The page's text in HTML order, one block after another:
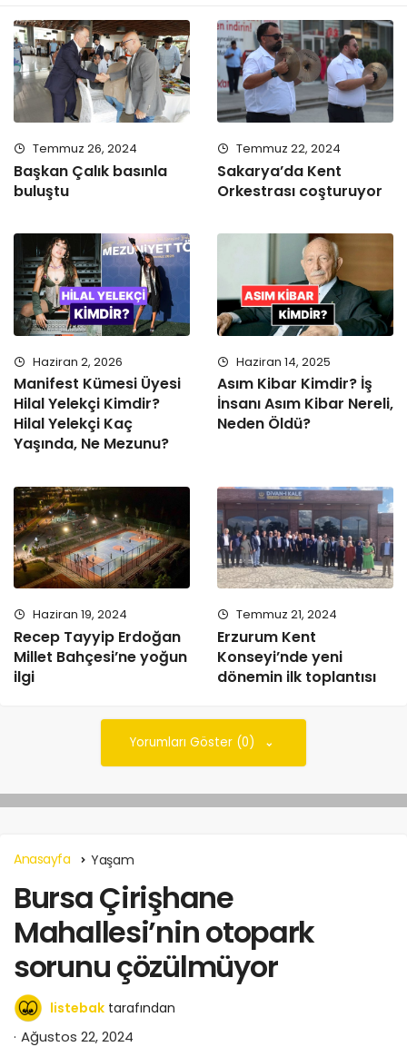
Temmuz 26, 2024
Başkan Çalık basınla
buluştu
Temmuz 22, 2024
Sakarya’da Kent
Orkestrası coşturuyor
Haziran 2, 2026
Manifest Kümesi Üyesi
Hilal Yelekçi Kimdir?
Hilal Yelekçi Kaç
Yaşında, Ne Mezunu?
Haziran 14, 2025
Asım Kibar Kimdir? İş
İnsanı Asım Kibar Nereli,
Neden Öldü?
Haziran 19, 2024
Recep Tayyip Erdoğan
Millet Bahçesi’ne yoğun
ilgi
Temmuz 21, 2024
Erzurum Kent
Konseyi’nde yeni
dönemin ilk toplantısı
Yorumları Göster (0)
Anasayfa Yaşam
Bursa Çirişhane
Mahallesi’nin otopark
sorunu çözülmüyor
listebak tarafından
Ağustos 22, 2024